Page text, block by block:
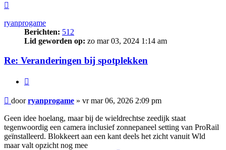
ryanprogame
Berichten: 512
Lid geworden op: zo mar 03, 2024 1:14 am
Re: Veranderingen bij spotplekken
Bericht
doorryanprogame » vr mar 06, 2026 2:09 pm
Geen idee hoelang, maar bij de wieldrechtse zeedijk staat
tegenwoordig een camera inclusief zonnepaneel setting van ProRail
geïnstalleerd. Blokkeert aan een kant deels het zicht vanuit Wld
maar valt opzicht nog mee